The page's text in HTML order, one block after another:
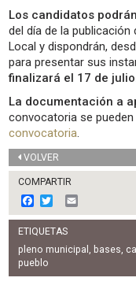
Los candidatos
del día de la
Local y dispondrán,
para presentar sus
finalizará el 17 de
La documentación a
convocatoria se
convocatoria.
VOLVER
COMPARTIR
F
a
c
e
b
o
o
w
i
t
t
r
m
l
ETIQUETAS
pleno municipal , bases,
pueblo